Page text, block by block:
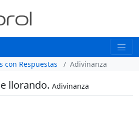
con Respuestas Adivinanza
llorando. Adivinanza